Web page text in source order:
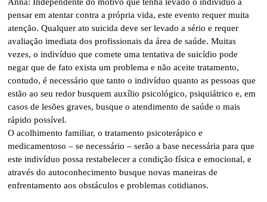
pensar em atentar contra a própria vida, este evento requer muita
atenção. Qualquer ato suicida deve ser levado a sério e requer
avaliação imediata dos profissionais da área de saúde. Muitas
vezes, o indivíduo que comete uma tentativa de suicídio pode
negar que de fato exista um problema e não aceite tratamento,
contudo, é necessário que tanto o indivíduo quanto as pessoas que
estão ao seu redor busquem auxílio psicológico, psiquiátrico e, em
casos de lesões graves, busque o atendimento de saúde o mais
rápido possível.
O acolhimento familiar, o tratamento psicoterápico e
medicamentoso – se necessário – serão a base necessária para que
este indivíduo possa restabelecer a condição física e emocional, e
através do autoconhecimento busque novas maneiras de
enfrentamento aos obstáculos e problemas cotidianos.